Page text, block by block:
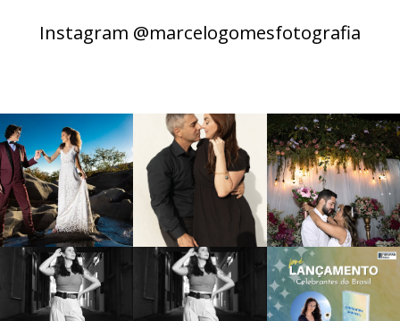
Instagram @marcelogomesfotografia